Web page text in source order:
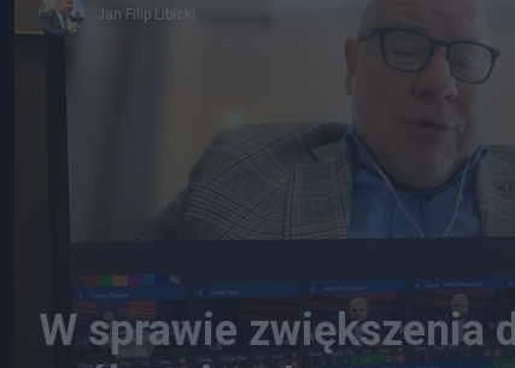
Jan Filip Libicki
W sprawie zwiększenia